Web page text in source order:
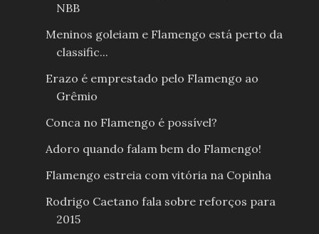
NBB
Meninos goleiam e Flamengo está perto da
classific...
Erazo é emprestado pelo Flamengo ao
Grêmio
Conca no Flamengo é possível?
Adoro quando falam bem do Flamengo!
Flamengo estreia com vitória na Copinha
Rodrigo Caetano fala sobre reforços para
2015